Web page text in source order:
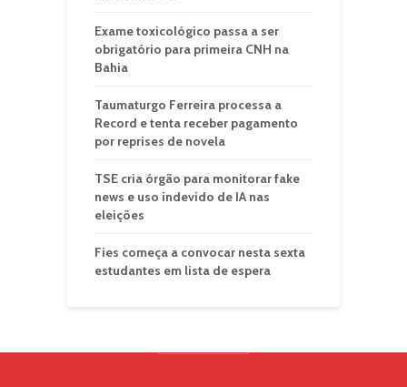
Exame toxicológico passa a ser
obrigatório para primeira CNH na
Bahia
Taumaturgo Ferreira processa a
Record e tenta receber pagamento
por reprises de novela
TSE cria órgão para monitorar fake
news e uso indevido de IA nas
eleições
Fies começa a convocar nesta sexta
estudantes em lista de espera